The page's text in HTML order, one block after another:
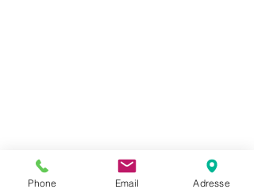
Nähe und Distanz - 5:41 min
Phone Email Adresse